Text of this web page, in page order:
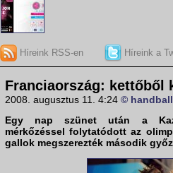
Híreink RSS-en Híreink a
Franciaország: kettőből
2008. augusztus 11. 4:24 ©
Egy nap szünet után a
mérkőzéssel folytatódott az
gallok megszerezték második